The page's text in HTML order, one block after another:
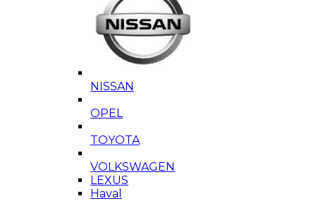
NISSAN
OPEL
TOYOTA
VOLKSWAGEN
LEXUS
Haval